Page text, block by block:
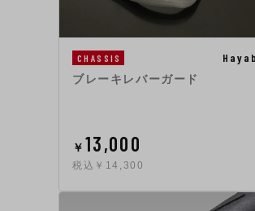
CHASSIS
ブレーキレバーガード
￥ 13,000
税込￥14,300